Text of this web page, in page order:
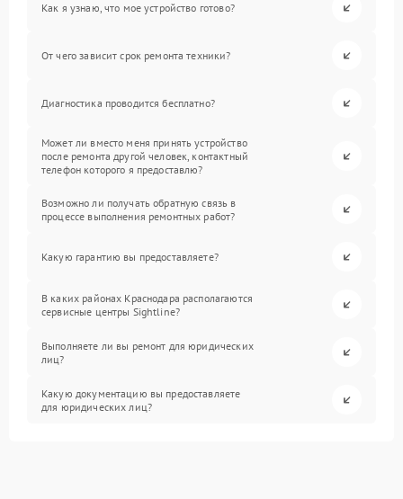
Как я узнаю, что мое устройство готово?
От чего зависит срок ремонта техники?
Диагностика проводится бесплатно?
Может ли вместо меня принять устройство
после ремонта другой человек, контактный
телефон которого я предоставлю?
Возможно ли получать обратную связь в
процессе выполнения ремонтных работ?
Какую гарантию вы предоставляете?
В каких районах Краснодара располагаются
сервисные центры Sightline?
Выполняете ли вы ремонт для юридических
лиц?
Какую документацию вы предоставляете
для юридических лиц?